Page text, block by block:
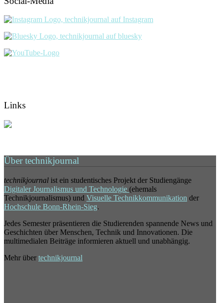
Links
Über technikjournal
technikjournal ist ein studentisches Projekt der Studiengänge
Digitaler Journalismus und Technologie (ehemals
Technikjournalismus) und Visuelle Technikkommunikation der
Hochschule Bonn-Rhein-Sieg.
Jedes Semester präsentieren die Studierenden spannende News und
Geschichten über Menschen, Technik und Innovationen. Die
multimedialen Beiträge informieren aktuell und unabhängig.
Mehr über technikjournal